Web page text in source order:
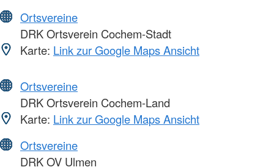
Ortsvereine
DRK Ortsverein Cochem-Stadt
Karte: Link zur Google Maps Ansicht
Ortsvereine
DRK Ortsverein Cochem-Land
Karte: Link zur Google Maps Ansicht
Ortsvereine
DRK OV Ulmen